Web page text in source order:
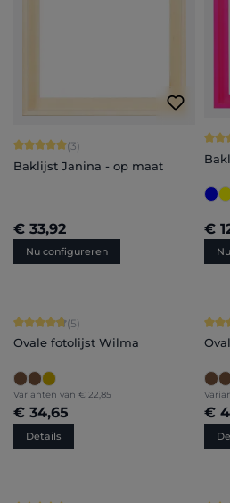
Gemiddelde waardering van 5 van 5
(3)
Baklijst Janina - op maat
€ 33,92
Nu configureren
€
Gemiddelde waardering van 4.8 van 5
(5)
Ovale fotolijst Wilma
Varianten van € 22,85
€ 34,65
Details
€